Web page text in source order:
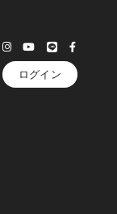
ログイン